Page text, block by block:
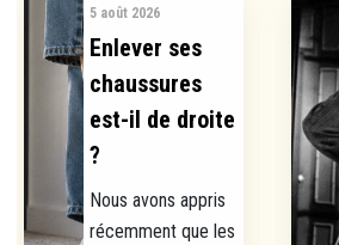
5 août 2026
Enlever ses
chaussures
est-il de droite
?
Nous avons appris
récemment que les